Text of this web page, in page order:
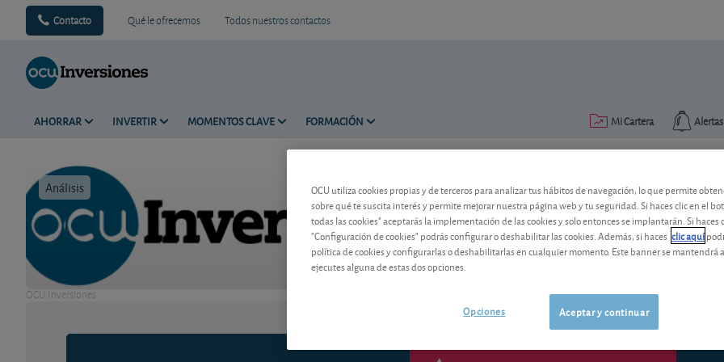
Contacto Qué le ofrecemos Todos nuestros contactos
AHORRAR INVERTIR MOMENTOS CLAVE FORMACIÓN Alertas
Mi Cartera
Análisis Tiempo de lectura: 2 min.
OCU Inversiones
Supermercado de Fondos
Además de beneficiarse usted como
Supermercado de Fondos OCU
OCU utiliza cookies propias y de terceros para analizar tus hábitos de navegación, lo que permite
sobre qué te suscita interés y permite mejorar nuestra página web y tu seguridad. Si haces clic en el
todas las cookies" aceptarás la implementación de las cookies y solo entonces se implantarán. Si haces
"Configuración de cookies" podrás configurar o deshabilitar las cookies. Además, si haces clic aquí
política de cookies y configurarlas o deshabilitarlas en cualquier momento. Este banner se mantendrá
ejecutes alguna de estas dos opciones.
Aceptar y continuar
Opciones